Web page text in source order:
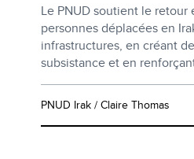
Le PNUD soutient le
personnes déplacées en
infrastructures, en créant
subsistance et en
PNUD Irak / Claire Thomas